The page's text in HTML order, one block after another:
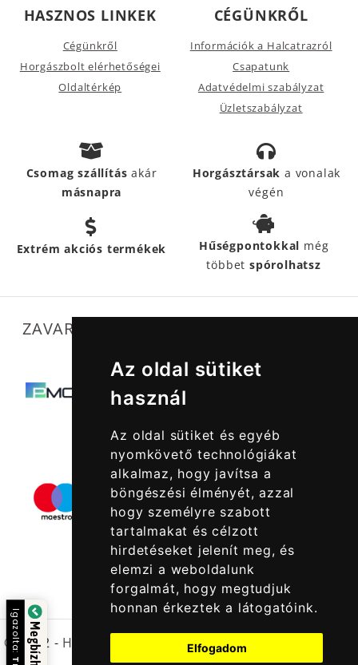
Az oldal sütiket
használ
Az oldal sütiket és egyéb
nyomkövető technológiákat
alkalmaz, hogy javítsa a
böngészési élményét, azzal
hogy személyre szabott
tartalmakat és célzott
hirdetéseket jelenít meg, és
elemzi a weboldalunk
forgalmát, hogy megtudjuk
honnan érkeztek a látogatóink.
Elfogadom
HASZNOS LINKEK
Cégünkről
Horgászbolt elérhetőségei
Oldaltérkép
CÉGÜNKRŐL
Információk a Halcatrazról
Csapatunk
Adatvédelmi szabályzat
Üzletszabályzat
Csomag szállításakár
másnapra
Horgásztársak a vonalak
végén
Extrém akciós termékek Hűségpontokkal még
többetspórolhatsz
ZAVARTALAN MŰKÖDÉSÜNKET SEGÍTIK
© 2022 - Halcatraz Kft.
Igazolta: